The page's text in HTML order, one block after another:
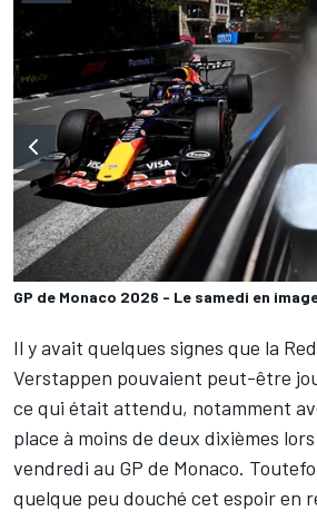
GP de Monaco 2026 - Le samedi en
Il y avait quelques signes que la
Verstappen pouvaient peut-être
ce qui était attendu, notamment
place à moins de deux dixièmes
vendredi au GP de Monaco.
quelque peu douché cet espoir en